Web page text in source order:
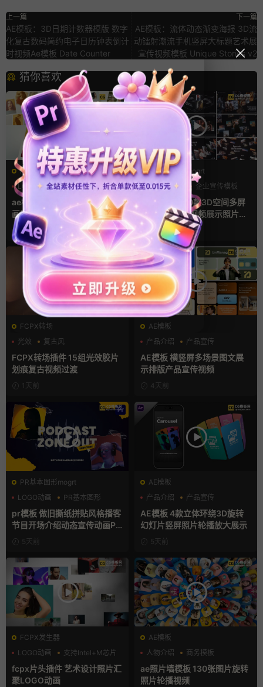
上一篇
AE模板：3D日期计数器模版 数字
化复古数码简约电子日历钟表倒计
时视频Ae模板 Date Counter
下一篇
AE模板：流体动态渐变海报 3D流
动镭射潮流手机竖屏大标题艺术展
宣传视频模板 Unique Stories v2
猜你喜欢
AE模板
LOGO动画
三维 幻灯片
ae相册模板 多场景照片墙堆叠
画廊幻灯片宣传视频
7小时前
PR基本图形mogrt
PR基本图形
企业宣传模板
Pr视频模板 10款3D空间多屏
切换开场相册视频展示照片墙
pr模板
1天前
FCPX转场
光效
复古风
支持Intel+M芯片
FCPX转场插件 15组光效胶片
划痕复古视频过渡
1天前
AE模板
产品介绍
产品宣传
产品展示
AE模板 横竖屏多场景图文展
示排版产品宣传视频
4天前
PR基本图形mogrt
LOGO动画
PR基本图形
复古风
pr模板 做旧撕纸拼贴风格播客
节目开场介绍动态宣传动画PR
模版5天前
AE模板
产品介绍
产品宣传
产品展示
AE模板 4款立体环绕3D旋转
幻灯片竖屏照片轮播放大展示
5天前
FCPX发生器
LOGO动画
支持Intel+M芯片
汇聚
fcpx片头插件 艺术设计照片汇
聚LOGO动画
AE模板
人物介绍
商务模板
幻灯片
ae照片墙模板 130张图片旋转
照片轮播视频